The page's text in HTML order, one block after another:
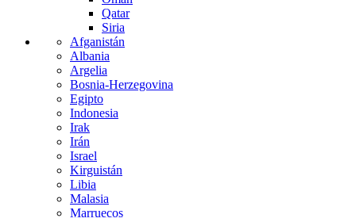
Qatar
Siria
Afganistán
Albania
Argelia
Bosnia-Herzegovina
Egipto
Indonesia
Irak
Irán
Israel
Kirguistán
Libia
Malasia
Marruecos